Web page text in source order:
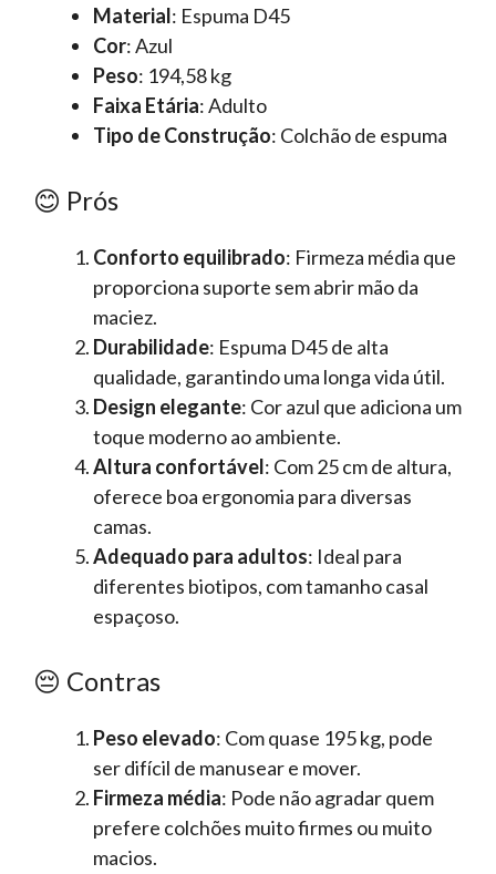
Material: Espuma D45
Cor: Azul
Peso: 194,58 kg
Faixa Etária: Adulto
Tipo de Construção: Colchão de espuma
😊 Prós
Conforto equilibrado: Firmeza média que
proporciona suporte sem abrir mão da
maciez.
Durabilidade: Espuma D45 de alta
qualidade, garantindo uma longa vida útil.
Design elegante: Cor azul que adiciona um
toque moderno ao ambiente.
Altura confortável: Com 25 cm de altura,
oferece boa ergonomia para diversas
camas.
Adequado para adultos: Ideal para
diferentes biotipos, com tamanho casal
espaçoso.
😔 Contras
Peso elevado: Com quase 195 kg, pode
ser difícil de manusear e mover.
Firmeza média: Pode não agradar quem
prefere colchões muito firmes ou muito
macios.